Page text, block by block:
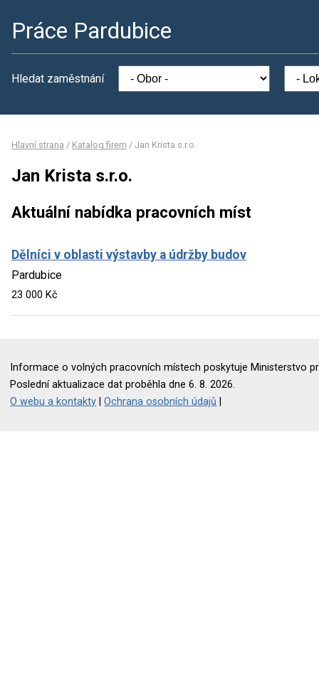
Práce Pardubice
Hledat zaměstnání
Hlavní strana / Katalog firem / Jan Krista s.r.o.
Jan Krista s.r.o.
Aktuální nabídka pracovních míst
Dělníci v oblasti výstavby a údržby budov
Pardubice
23 000 Kč
Informace o volných pracovních místech poskytuje Ministerstvo
Poslední aktualizace dat proběhla dne 6. 8. 2026.
O webu a kontakty |Ochrana osobních údajů